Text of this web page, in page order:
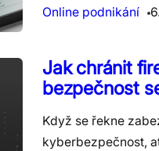
Online podnikání
Jak chránit
bezpečnost
Když se řekne
kyberbezpečnost,